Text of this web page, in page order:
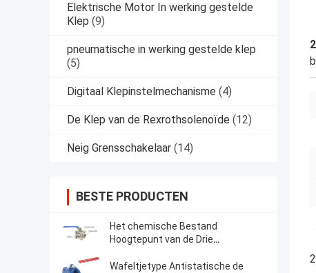
Elektrische Motor In werking gestelde
Klep (9)
pneumatische in werking gestelde klep
(5)
Digitaal Klepinstelmechanisme (4)
De Klep van de Rexrothsolenoïde (12)
Neig Grensschakelaar (14)
BESTE PRODUCTEN
Het chemische Bestand
Hoogtepunt van de Drie
Ss Materiaal
Wafeltjetype Antistatische de